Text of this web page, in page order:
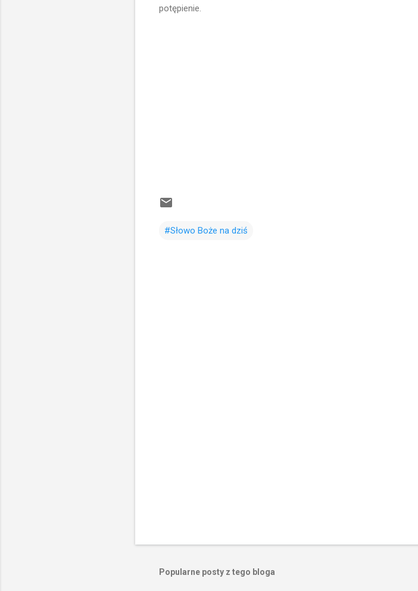
potępienie.
#Słowo Boże na dziś
Popularne posty z tego bloga